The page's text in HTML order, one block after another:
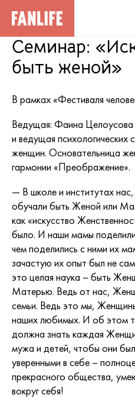
Семинар:
быть женой»
В рамках «Фестиваля
Ведущая: Фаина Целоусова
и ведущая психологических
женщин. Основательница
гармонии «Преображение».
— В школе и институтах
обучали быть Женой или
как «искусство
было. И наши мамы
чем поделились с ними их
зачастую их опыт был не
это целая наука – быть
Матерью. Ведь от нас,
семьи. Ведь это мы,
наших любимых. И об этом
должна знать каждая
мужа и детей, чтобы они
уверенными в себе –
прекрасного общества,
вокруг себя!